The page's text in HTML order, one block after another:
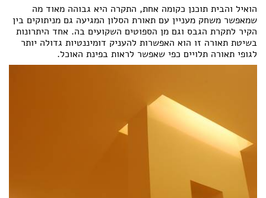
הואיל והבית תוכנן כקומה אחת, התקרה היא גבוהה מאוד מה
שמאפשר משחק מעניין עם תאורת הסלון המגיעה גם מניתוקים בין
הקיר לתקרת הגבס וגם מן הספוטים השקועים בה. אחד היתרונות
בשיטת תאורה זו הוא האפשרות להעניק דומיננטיות גדולה יותר
לגופי תאורה תלויים כפי שאפשר לראות בפינת האוכל.